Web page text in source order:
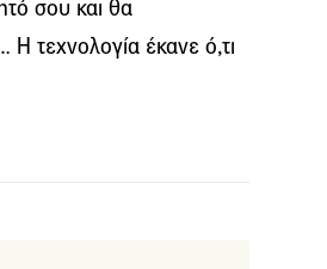
σου και θα
τεχνολογία έκανε ό,τι